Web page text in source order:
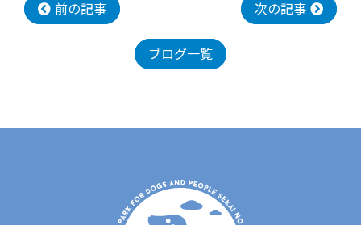
前の記事 次の記事
ブログ一覧